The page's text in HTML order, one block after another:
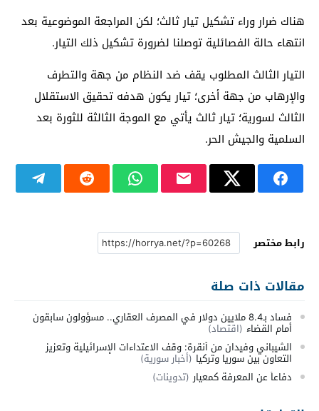
هناك ضرار وراء تشكيل تيار ثالث؛ لكن المراجعة الموضوعية بعد
انتهاء حالة الفصائلية توصلنا لضرورة تشكيل ذلك التيار.
التيار الثالث المطلوب يقف ضد النظام من جهة والتطرف
والإرهاب من جهة أخرى؛ تيار يكون هدفه تحقيق الاستقلال
الثالث لسورية؛ تيار ثالث يأتي مع الموجة الثالثة للثورة بعد
السلمية والجيش الحر.
رابط مختصر
مقالات ذات صلة
فساد بـ8.4 ملايين دولار في المصرف العقاري.. مسؤولون سابقون
أمام القضاء (اقتصاد)
الشيباني وفيدان من أنقرة: وقف الاعتداءات الإسرائيلية وتعزيز
التعاون بين سوريا وتركيا (أخبار سورية)
دفاعاً عن المعرفة كمعيار (تدوينات)